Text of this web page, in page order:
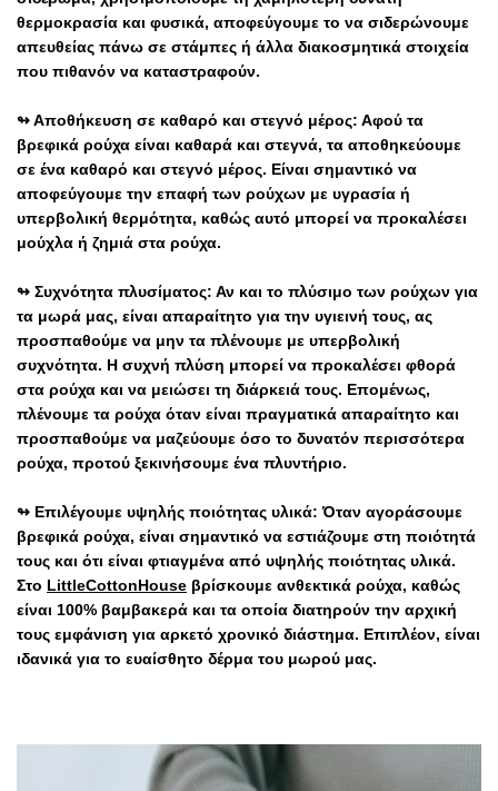
θερμοκρασία και φυσικά, αποφεύγουμε το να σιδερώνουμε
απευθείας πάνω σε στάμπες ή άλλα διακοσμητικά στοιχεία
που πιθανόν να καταστραφούν.
↬ Αποθήκευση σε καθαρό και στεγνό μέρος: Αφού τα
βρεφικά ρούχα είναι καθαρά και στεγνά, τα αποθηκεύουμε
σε ένα καθαρό και στεγνό μέρος. Είναι σημαντικό να
αποφεύγουμε την επαφή των ρούχων με υγρασία ή
υπερβολική θερμότητα, καθώς αυτό μπορεί να προκαλέσει
μούχλα ή ζημιά στα ρούχα.
↬ Συχνότητα πλυσίματος: Αν και το πλύσιμο των ρούχων για
τα μωρά μας, είναι απαραίτητο για την υγιεινή τους, ας
προσπαθούμε να μην τα πλένουμε με υπερβολική
συχνότητα. Η συχνή πλύση μπορεί να προκαλέσει φθορά
στα ρούχα και να μειώσει τη διάρκειά τους. Επομένως,
πλένουμε τα ρούχα όταν είναι πραγματικά απαραίτητο και
προσπαθούμε να μαζεύουμε όσο το δυνατόν περισσότερα
ρούχα, προτού ξεκινήσουμε ένα πλυντήριο.
↬ Επιλέγουμε υψηλής ποιότητας υλικά: Όταν αγοράσουμε
βρεφικά ρούχα, είναι σημαντικό να εστιάζουμε στη ποιότητά
τους και ότι είναι φτιαγμένα από υψηλής ποιότητας υλικά.
Στο LittleCottonHouse βρίσκουμε ανθεκτικά ρούχα, καθώς
είναι 100% βαμβακερά και τα οποία διατηρούν την αρχική
τους εμφάνιση για αρκετό χρονικό διάστημα. Επιπλέον, είναι
ιδανικά για το ευαίσθητο δέρμα του μωρού μας.